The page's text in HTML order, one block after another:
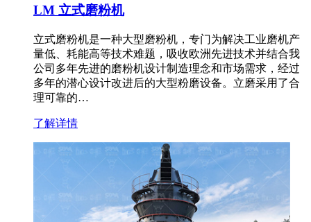
LM 立式磨粉机
立式磨粉机是一种大型磨粉机，专门为解决工业磨机产
量低、耗能高等技术难题，吸收欧洲先进技术并结合我
公司多年先进的磨粉机设计制造理念和市场需求，经过
多年的潜心设计改进后的大型粉磨设备。立磨采用了合
理可靠的…
了解详情